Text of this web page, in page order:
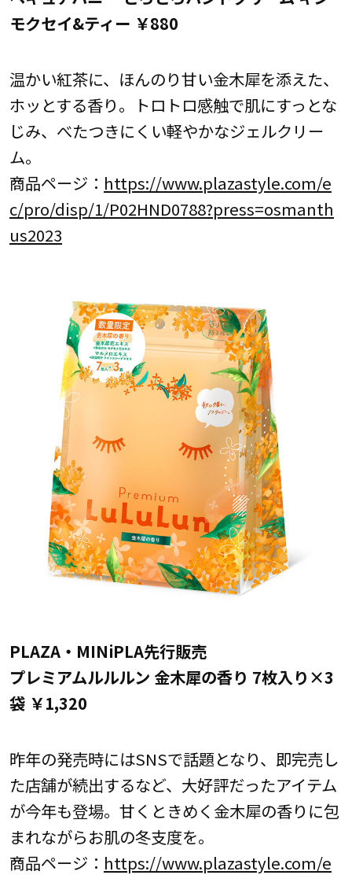
モクセイ&ティー ￥880
温かい紅茶に、ほんのり甘い金木犀を添えた、
ホッとする香り。トロトロ感触で肌にすっとな
じみ、べたつきにくい軽やかなジェルクリー
ム。
商品ページ： https://www.plazastyle.com/e
c/pro/disp/1/P02HND0788?press=osmanth
us2023
PLAZA・MINiPLA先行販売
プレミアムルルルン 金木犀の香り 7枚入り×3
袋 ￥1,320
昨年の発売時にはSNSで話題となり、即完売し
た店舗が続出するなど、大好評だったアイテム
が今年も登場。甘くときめく金木犀の香りに包
まれながらお肌の冬支度を。
商品ページ： https://www.plazastyle.com/e